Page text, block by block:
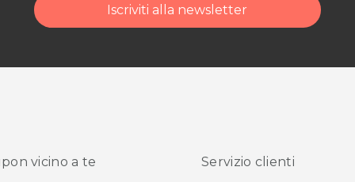
Iscriviti alla newsletter
vicino a te Servizio clienti